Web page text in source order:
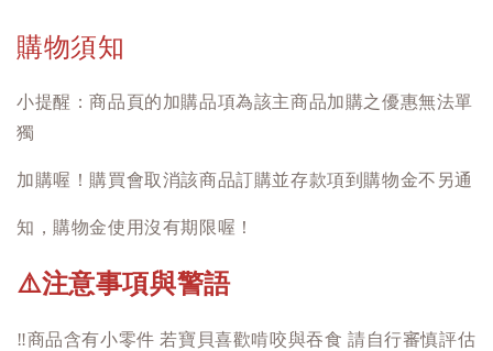
購物須知
小提醒：商品頁的加購品項為該主商品加購之優惠無法單
獨
加購喔！購買會取消該商品訂購並存款項到購物金不另通
知，購物金使用沒有期限喔！
⚠️注意事項與警語
‼️商品含有小零件 若寶貝喜歡啃咬與吞食 請自行審慎評估